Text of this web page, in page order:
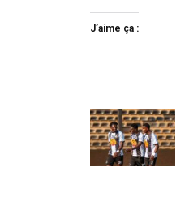
J’aime ça :